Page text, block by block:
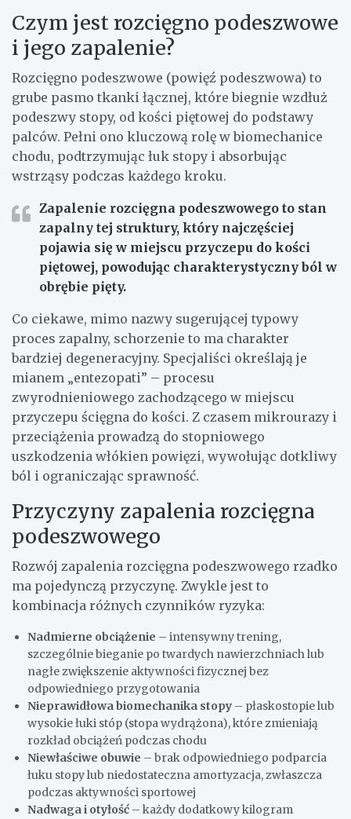
Czym jest rozcięgno podeszwowe
i jego zapalenie?
Rozcięgno podeszwowe (powięź podeszwowa) to
grube pasmo tkanki łącznej, które biegnie wzdłuż
podeszwy stopy, od kości piętowej do podstawy
palców. Pełni ono kluczową rolę w biomechanice
chodu, podtrzymując łuk stopy i absorbując
wstrząsy podczas każdego kroku.
Zapalenie rozcięgna podeszwowego to stan
zapalny tej struktury, który najczęściej
pojawia się w miejscu przyczepu do kości
piętowej, powodując charakterystyczny ból w
obrębie pięty.
Co ciekawe, mimo nazwy sugerującej typowy
proces zapalny, schorzenie to ma charakter
bardziej degeneracyjny. Specjaliści określają je
mianem „entezopati” – procesu
zwyrodnieniowego zachodzącego w miejscu
przyczepu ścięgna do kości. Z czasem mikrourazy i
przeciążenia prowadzą do stopniowego
uszkodzenia włókien powięzi, wywołując dotkliwy
ból i ograniczając sprawność.
Przyczyny zapalenia rozcięgna
podeszwowego
Rozwój zapalenia rozcięgna podeszwowego rzadko
ma pojedynczą przyczynę. Zwykle jest to
kombinacja różnych czynników ryzyka:
Nadmierne obciążenie – intensywny trening,
szczególnie bieganie po twardych nawierzchniach lub
nagłe zwiększenie aktywności fizycznej bez
odpowiedniego przygotowania
Nieprawidłowa biomechanika stopy – płaskostopie lub
wysokie łuki stóp (stopa wydrążona), które zmieniają
rozkład obciążeń podczas chodu
Niewłaściwe obuwie – brak odpowiedniego podparcia
łuku stopy lub niedostateczna amortyzacja, zwłaszcza
podczas aktywności sportowej
Nadwaga i otyłość – każdy dodatkowy kilogram